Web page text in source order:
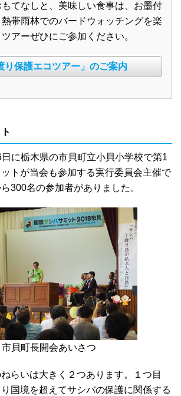
てなしと、美味しい食事は、お墨付
帯雨林でのバードウォッチングを楽
アーぜひにご参加ください。
り保護エコツアー」のご案内
に栃木県の市貝町立小貝小学校で第1
トが当会も参加する実行委員会主催で
300名の参加者がありました。
市貝町長開会あいさつ
らいは大きく２つあります。１つ目
国境を超えてサシバの保護に関係する